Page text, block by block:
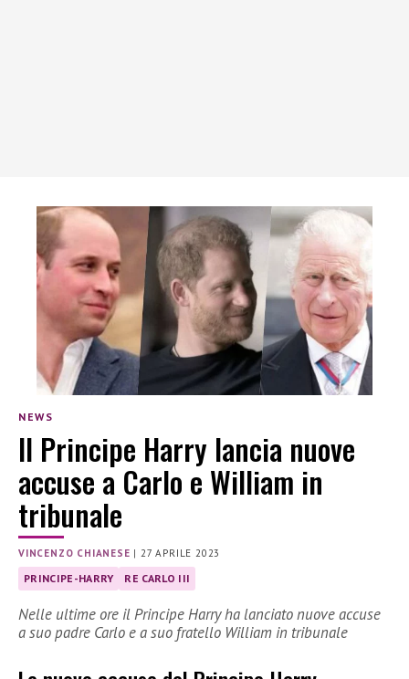
NEWS
Il Principe Harry lancia nuove
accuse a Carlo e William in
tribunale
VINCENZO CHIANESE | 27 APRILE 2023
PRINCIPE-HARRY RE CARLO III
Nelle ultime ore il Principe Harry ha lanciato nuove accuse
a suo padre Carlo e a suo fratello William in tribunale